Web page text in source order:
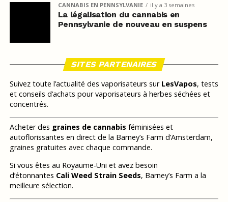
CANNABIS EN PENNSYLVANIE il y a 3 semaines
La légalisation du cannabis en
Pennsylvanie de nouveau en suspens
SITES PARTENAIRES
Suivez toute l’actualité des vaporisateurs sur LesVapos, tests
et conseils d’achats pour vaporisateurs à herbes séchées et
concentrés.
Acheter des graines de cannabis féminisées et
autoflorissantes en direct de la Barney’s Farm d’Amsterdam,
graines gratuites avec chaque commande.
Si vous êtes au Royaume-Uni et avez besoin
d’étonnantes Cali Weed Strain Seeds, Barney’s Farm a la
meilleure sélection.